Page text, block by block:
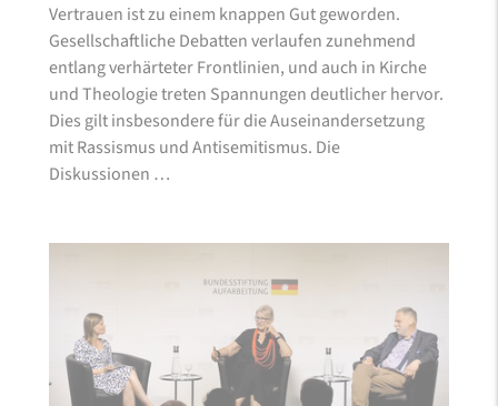
Vertrauen ist zu einem knappen Gut geworden.
Gesellschaftliche Debatten verlaufen zunehmend
entlang verhärteter Frontlinien, und auch in Kirche
und Theologie treten Spannungen deutlicher hervor.
Dies gilt insbesondere für die Auseinandersetzung
mit Rassismus und Antisemitismus. Die
Diskussionen …